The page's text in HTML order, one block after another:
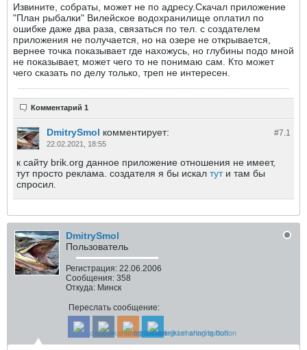
Извините, собраты, может не по адресу.Скачал приложение
"План рыбалки" Вилейское водохранилище оплатил по
ошибке даже два раза, связаться по тел. с создателем
приложения не получается, но на озере не открывается,
вернее точка показывает где нахожусь, но глубины подо мной
не показывает, может чего то не понимаю сам. Кто может
чего сказать по делу только, треп не интересен.
Комментарий 1
#7. 1
DmitrySmol комментирует:
22.02.2021, 18:55
к сайту brik.org данное приложение отношения не имеет,
тут просто реклама. создателя я бы искал тути там бы
спросил.
DmitrySmol
Пользователь
Регистрация: 22.06.2006
Сообщения: 358
Откуда: Минск
Переслать сообщение: